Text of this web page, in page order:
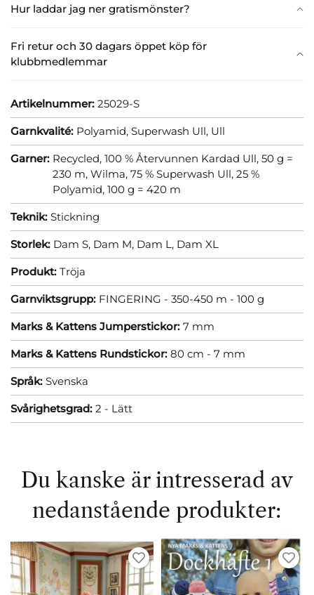
Hur laddar jag ner gratismönster?
Fri retur och 30 dagars öppet köp för
klubbmedlemmar
Artikelnummer: 25029-S
Garnkvalité: Polyamid, Superwash Ull, Ull
Garner: Recycled, 100 % Återvunnen Kardad Ull, 50 g =
230 m, Wilma, 75 % Superwash Ull, 25 %
Polyamid, 100 g = 420 m
Teknik: Stickning
Storlek: Dam S, Dam M, Dam L, Dam XL
Produkt: Tröja
Garnviktsgrupp: FINGERING - 350-450 m - 100 g
Marks & Kattens Jumperstickor: 7 mm
Marks & Kattens Rundstickor: 80 cm - 7 mm
Språk: Svenska
Svårighetsgrad: 2 - Lätt
Du kanske är intresserad av
nedanstående produkter: